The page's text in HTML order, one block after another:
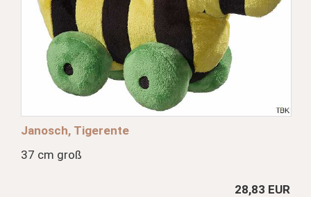
Janosch, Tigerente
37 cm groß
28,83 EUR